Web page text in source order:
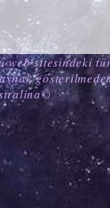
web sitesindeki